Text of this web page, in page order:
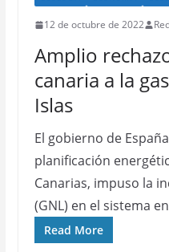
12 de octubre de 2022
Amplio
canaria a la
Islas
El gobierno de
planificación
Canarias, impuso la
(GNL) en el sistema
Read More